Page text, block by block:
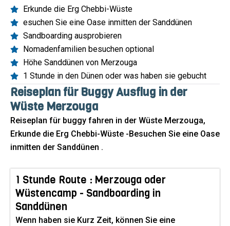
Erkunde die Erg Chebbi-Wüste
esuchen Sie eine Oase inmitten der Sanddünen
Sandboarding ausprobieren
Nomadenfamilien besuchen optional
Höhe Sanddünen von Merzouga
1 Stunde in den Dünen oder was haben sie gebucht
Reiseplan für Buggy Ausflug in der
Wüste Merzouga
Reiseplan für buggy fahren in der Wüste Merzouga,
Erkunde die Erg Chebbi-Wüste -Besuchen Sie eine Oase
inmitten der Sanddünen .
1 Stunde Route : Merzouga oder
Wüstencamp - Sandboarding in
Sanddünen
Wenn haben sie Kurz Zeit, können Sie eine